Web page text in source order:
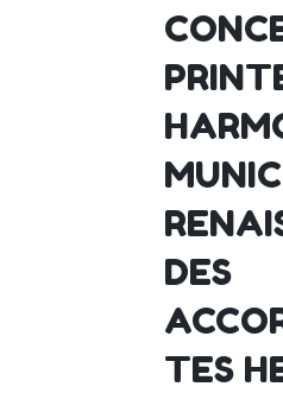
DES
TES